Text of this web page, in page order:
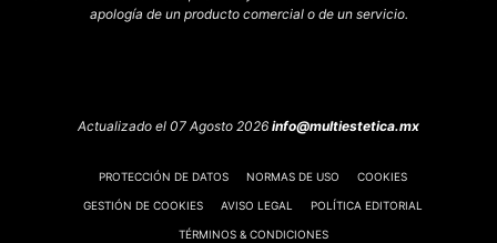
apología de un producto comercial o de un servicio.
Actualizado el 07 Agosto 2026 info@multiestetica.mx
PROTECCIÓN DE DATOS NORMAS DE USO COOKIES
GESTIÓN DE COOKIES AVISO LEGAL POLÍTICA EDITORIAL
TÉRMINOS & CONDICIONES